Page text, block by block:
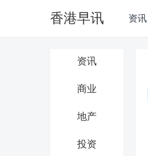
香港早讯 资讯
资讯
商业
地产
投资